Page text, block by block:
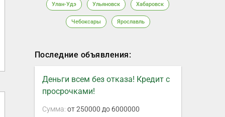
Улан-Удэ Ульяновск Хабаровск
Чебоксары Ярославль
Последние объявления:
Деньги всем без отказа! Кредит с
просрочками!
Сумма: от 250000 до 6000000